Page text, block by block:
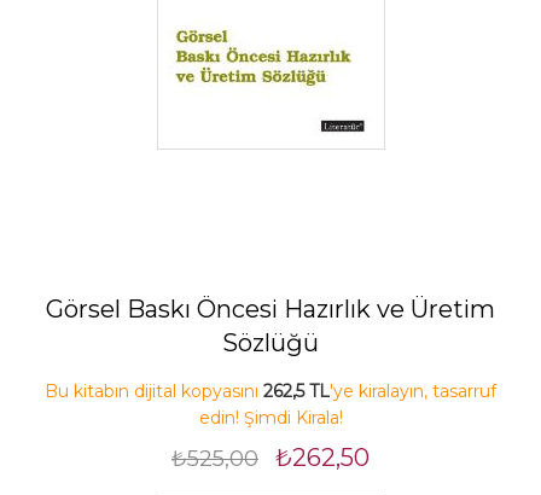
Görsel Baskı Öncesi Hazırlık ve Üretim
Sözlüğü
Bu kitabın dijital kopyasını 262,5 TL'ye kiralayın, tasarruf
edin! Şimdi Kirala!
₺525,00 ₺262,50